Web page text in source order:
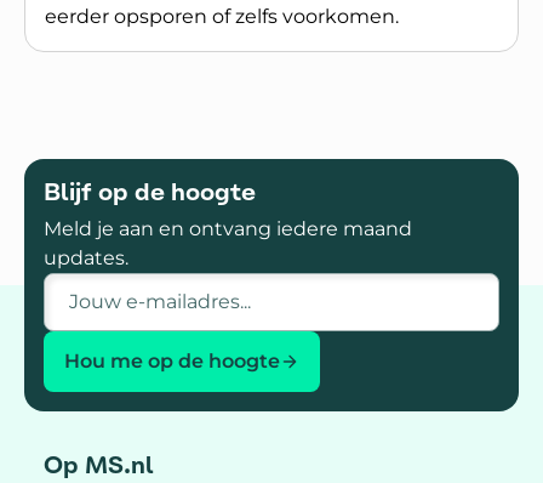
eerder opsporen of zelfs voorkomen.
Lees meer over Wat is wetenschappelijk
Blijf op de hoogte
Meld je aan en ontvang iedere maand
updates.
E-mailadres
Hou me op de hoogte
Op MS.nl